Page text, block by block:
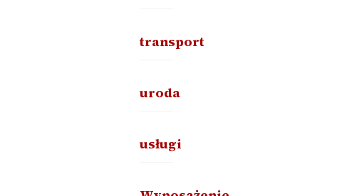
transport
uroda
usługi